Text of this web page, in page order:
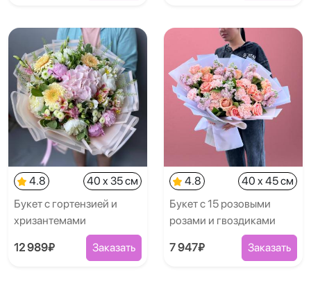
4.8
40 x 35 см
Букет с гортензией и
хризантемами
12 989₽ Заказать
4.8
40 x 45 см
Букет с 15 розовыми
розами и гвоздиками
7 947₽ Заказать